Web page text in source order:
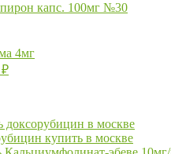
капс. 100мг №30
4мг
₽
доксорубицин в москве
купить в москве